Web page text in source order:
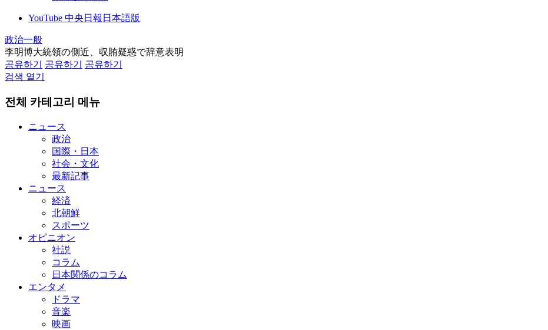
YouTube 中央日報日本語版
政治一般
李明博大統領の側近、収賄疑惑で辞意表明
공유하기
공유하기
공유하기
검색 열기
전체 카테고리 메뉴
ニュース
政治
国際・日本
社会・文化
最新記事
ニュース
経済
北朝鮮
スポーツ
オピニオン
社説
コラム
日本関係のコラム
エンタメ
ドラマ
音楽
映画